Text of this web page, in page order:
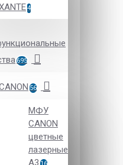
4
695
56
МФУ
CANON
цветные
лазерные
А3